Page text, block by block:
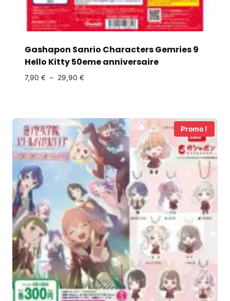
Gashapon Sanrio Characters Gemries 9
Hello Kitty 50eme anniversaire
7,90 € – 29,90 €
Promo !